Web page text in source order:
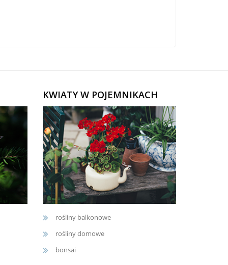
KWIATY W POJEMNIKACH
rośliny balkonowe
rośliny domowe
bonsai